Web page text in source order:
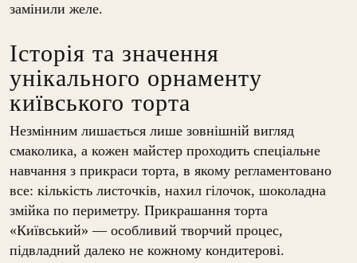
замінили желе.
Історія та значення
унікального орнаменту
київського торта
Незмінним лишається лише зовнішній вигляд
смаколика, а кожен майстер проходить спеціальне
навчання з прикраси торта, в якому регламентовано
все: кількість листочків, нахил гілочок, шоколадна
змійка по периметру. Прикрашання торта
«Київський» — особливий творчий процес,
підвладний далеко не кожному кондитерові.